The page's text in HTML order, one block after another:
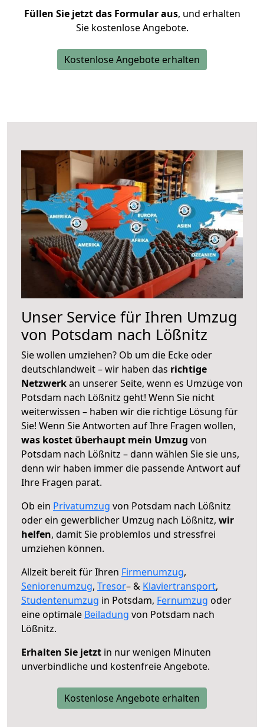
Füllen Sie jetzt das Formular aus, und erhalten
Sie kostenlose Angebote.
Kostenlose Angebote erhalten
Unser Service für Ihren Umzug
von Potsdam nach Lößnitz
Sie wollen umziehen? Ob um die Ecke oder
deutschlandweit – wir haben das richtige
Netzwerkan unserer Seite, wenn es Umzüge von
Potsdam nach Lößnitz geht! Wenn Sie nicht
weiterwissen – haben wir die richtige Lösung für
Sie! Wenn Sie Antworten auf Ihre Fragen wollen,
was kostet überhaupt mein Umzug von
Potsdam nach Lößnitz – dann wählen Sie sie uns,
denn wir haben immer die passende Antwort auf
Ihre Fragen parat.
Ob ein Privatumzug von Potsdam nach Lößnitz
oder ein gewerblicher Umzug nach Lößnitz, wir
helfen, damit Sie problemlos und stressfrei
umziehen können.
Allzeit bereit für Ihren Firmenumzug,
Seniorenumzug, Tresor– & Klaviertransport,
Studentenumzug in Potsdam, Fernumzug oder
eine optimale Beiladung von Potsdam nach
Lößnitz.
Erhalten Sie jetzt in nur wenigen Minuten
unverbindliche und kostenfreie Angebote.
Kostenlose Angebote erhalten